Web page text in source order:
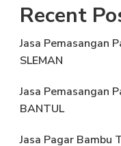
Recent
Jasa Pemasangan
SLEMAN
Jasa Pemasangan
BANTUL
Jasa Pagar Bambu